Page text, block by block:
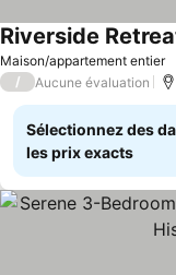
Maison/appartement entier
Consulter les prix
/ Aucune évaluation
Sélectionnez des
les prix exacts